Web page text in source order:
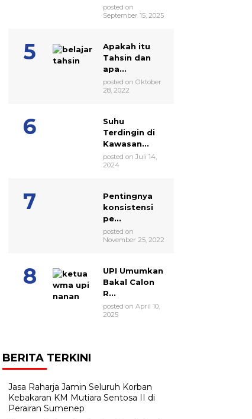
posted on
September 15, 2025
Apakah itu
Tahsin dan
apa...
posted on Oktober
28, 2022
Suhu
Terdingin di
Kawasan...
posted on Juli 14,
2024
Pentingnya
konsistensi
pe...
posted on
November 25, 2022
UPI Umumkan
Bakal Calon
R...
posted on April 10,
2025
BERITA TERKINI
Jasa Raharja Jamin Seluruh Korban
Kebakaran KM Mutiara Sentosa II di
Perairan Sumenep